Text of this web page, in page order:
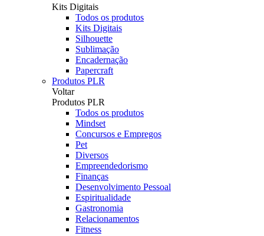
Kits Digitais
Todos os produtos
Kits Digitais
Silhouette
Sublimação
Encadernação
Papercraft
Produtos PLR
Voltar
Produtos PLR
Todos os produtos
Mindset
Concursos e Empregos
Pet
Diversos
Empreendedorismo
Finanças
Desenvolvimento Pessoal
Espiritualidade
Gastronomia
Relacionamentos
Fitness